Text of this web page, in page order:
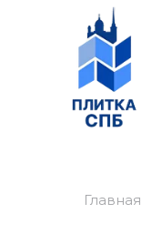
Главная